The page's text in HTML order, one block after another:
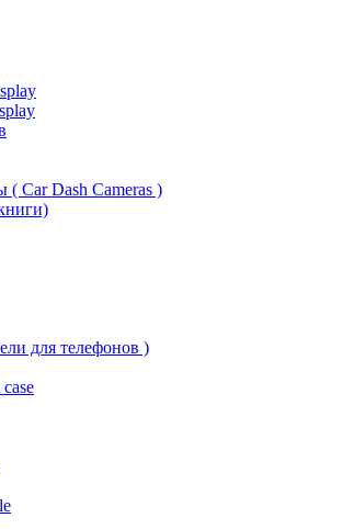
( Car Dash Cameras )
для телефонов )